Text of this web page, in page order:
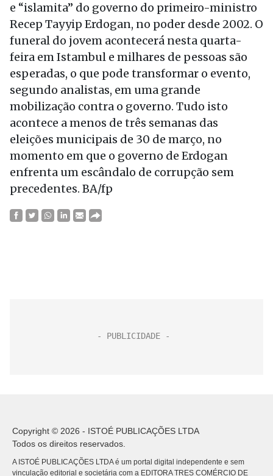
e “islamita” do governo do primeiro-ministro
Recep Tayyip Erdogan, no poder desde 2002. O
funeral do jovem acontecerá nesta quarta-
feira em Istambul e milhares de pessoas são
esperadas, o que pode transformar o evento,
segundo analistas, em uma grande
mobilização contra o governo. Tudo isto
acontece a menos de três semanas das
eleições municipais de 30 de março, no
momento em que o governo de Erdogan
enfrenta um escândalo de corrupção sem
precedentes. BA/fp
Copyright © 2026 - ISTOÉ PUBLICAÇÕES LTDA
Todos os direitos reservados.
A ISTOÉ PUBLICAÇÕES LTDA é um portal digital independente e sem
vinculação editorial e societária com a EDITORA TRES COMÉRCIO DE